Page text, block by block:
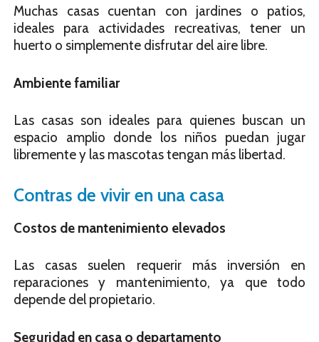
Muchas casas cuentan con jardines o patios,
ideales para actividades recreativas, tener un
huerto o simplemente disfrutar del aire libre.
Ambiente familiar
Las casas son ideales para quienes buscan un
espacio amplio donde los niños puedan jugar
libremente y las mascotas tengan más libertad.
Contras de vivir en una casa
Costos de mantenimiento elevados
Las casas suelen requerir más inversión en
reparaciones y mantenimiento, ya que todo
depende del propietario.
Seguridad en casa o departamento